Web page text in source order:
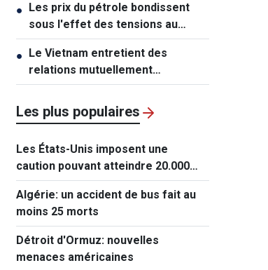
● Les prix du pétrole bondissent
sous l'effet des tensions au
Moyen-Orient
● Le Vietnam entretient des
relations mutuellement
bénéfiques avec l’Australie et la
Nouvelle-Zélande
Les plus populaires
Les États-Unis imposent une
caution pouvant atteindre 20.000
dollars pour les demandes de visa
de ressortissants de 50 pays
Algérie: un accident de bus fait au
moins 25 morts
Détroit d'Ormuz: nouvelles
menaces américaines